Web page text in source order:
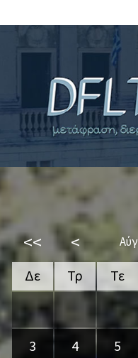
<< <
Δε Τρ Τε
3
4 5